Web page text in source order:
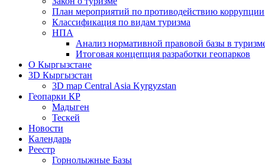
План мероприятий по противодействию коррупции
Классификация по видам туризма
НПА
Анализ нормативной правовой базы в
Итоговая концепция разработки геопарков
О Кыргызстане
3D Кыргызстан
3D map Central Asia Kyrgyzstan
Геопарки КР
Мадыген
Тескей
Новости
Календарь
Реестр
Горнолыжные Базы